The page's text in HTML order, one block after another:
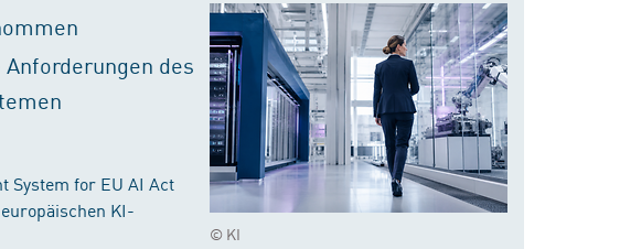
© KI
des
System for EU AI Act
KI-